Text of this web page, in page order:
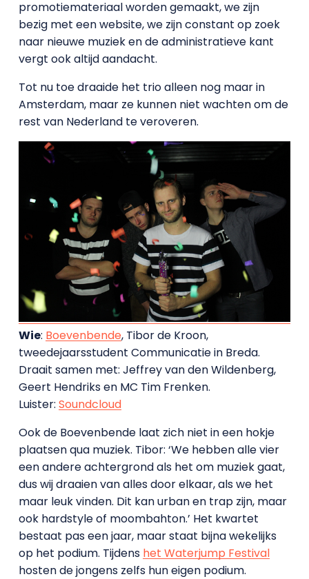
promotiemateriaal worden gemaakt, we zijn
bezig met een website, we zijn constant op zoek
naar nieuwe muziek en de administratieve kant
vergt ook altijd aandacht.
Tot nu toe draaide het trio alleen nog maar in
Amsterdam, maar ze kunnen niet wachten om de
rest van Nederland te veroveren.
Wie: Boevenbende, Tibor de Kroon,
tweedejaarsstudent Communicatie in Breda.
Draait samen met: Jeffrey van den Wildenberg,
Geert Hendriks en MC Tim Frenken.
Luister: Soundcloud
Ook de Boevenbende laat zich niet in een hokje
plaatsen qua muziek. Tibor: ‘We hebben alle vier
een andere achtergrond als het om muziek gaat,
dus wij draaien van alles door elkaar, als we het
maar leuk vinden. Dit kan urban en trap zijn, maar
ook hardstyle of moombahton.’ Het kwartet
bestaat pas een jaar, maar staat bijna wekelijks
op het podium. Tijdens het Waterjump Festival
hosten de jongens zelfs hun eigen podium.